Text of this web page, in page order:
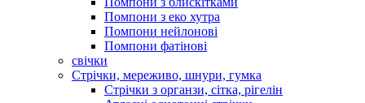
Помпони з еко хутра
Помпони нейлонові
Помпони фатінові
свічки
Стрічки, мереживо, шнури, гумка
Стрічки з органзи, сітка, рігелін